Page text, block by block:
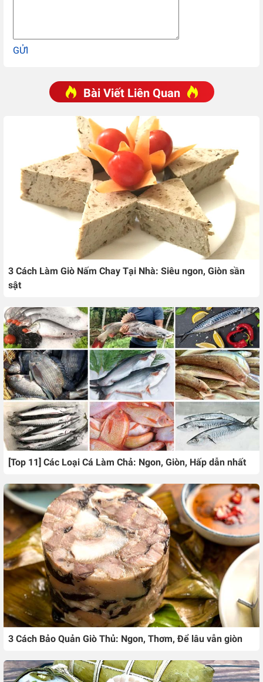
GỬI
Bài Viết Liên Quan
3 Cách Làm Giò Nấm Chay Tại Nhà: Siêu ngon, Giòn sần
sật
[Top 11] Các Loại Cá Làm Chả: Ngon, Giòn, Hấp dẫn nhất
3 Cách Bảo Quản Giò Thủ: Ngon, Thơm, Để lâu vẫn giòn